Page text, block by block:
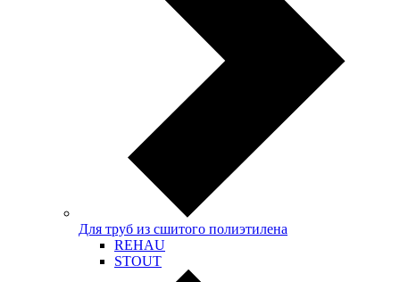
Для труб из сшитого полиэтилена
REHAU
STOUT